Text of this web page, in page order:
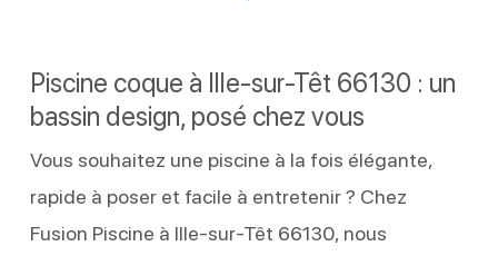
Piscine coque à Ille-sur-Têt 66130 : un
bassin design, posé chez vous
Vous souhaitez une piscine à la fois élégante,
rapide à poser et facile à entretenir ? Chez
Fusion Piscine à Ille-sur-Têt 66130, nous